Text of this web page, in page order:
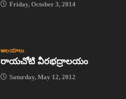
Friday, October 3, 2014
ఆలయాలు
రాయచోటి వీరభద్రాలయం
Saturday, May 12, 2012